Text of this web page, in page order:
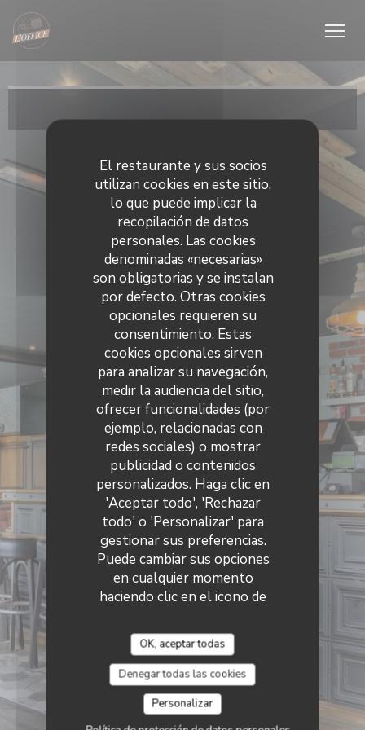
Personalización de sus opciones de cookies
El restaurante y sus socios
utilizan cookies en este sitio,
lo que puede implicar la
recopilación de datos
personales. Las cookies
denominadas «necesarias»
son obligatorias y se instalan
por defecto. Otras cookies
opcionales requieren su
consentimiento. Estas
cookies opcionales sirven
para analizar su navegación,
medir la audiencia del sitio,
ofrecer funcionalidades (por
ejemplo, relacionadas con
redes sociales) o mostrar
publicidad o contenidos
personalizados. Haga clic en
'Aceptar todo', 'Rechazar
todo' o 'Personalizar' para
gestionar sus preferencias.
Puede cambiar sus opciones
en cualquier momento
haciendo clic en el icono de
izquierda de las páginas del
sitio.
OK, aceptar todas
Denegar todas las cookies
Personalizar